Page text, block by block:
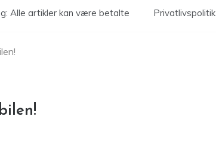
Alle artikler kan være betalte Privatlivspolitik